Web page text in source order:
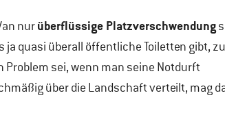
nurüberflüssige Platzverschwendung
ja quasi überall öffentliche Toiletten gibt,
sei, wenn man seine Notdurft
über die Landschaft verteilt, mag